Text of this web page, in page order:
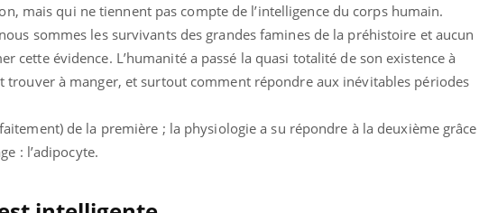
mais qui ne tiennent pas compte de l’intelligence du corps humain.
sommes les survivants des grandes famines de la préhistoire et aucun
cette évidence. L’humanité a passé la quasi totalité de son existence à
trouver à manger, et surtout comment répondre aux inévitables périodes
de la première ; la physiologie a su répondre à la deuxième grâce
: l’adipocyte.
& Ramadan 2026 Youtube Youtube
Un « jumeau numérique » pour